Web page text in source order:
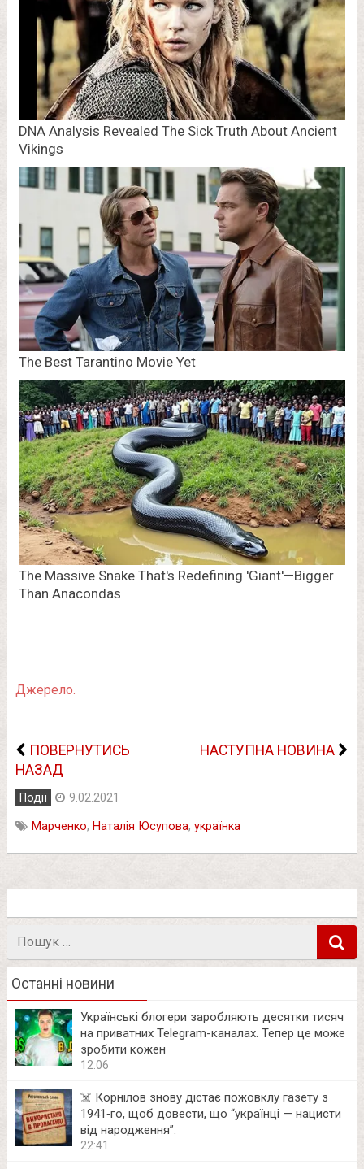
Джерело.
ПОВЕРНУТИСЬ
НАЗАД
НАСТУПНА НОВИНА
Події 9.02.2021
Мapчeнкo, Нaтaлiя Юcупoва, українка
Останні новини
Українські блогери заробляють десятки тисяч
на приватних Telegram-каналах. Тепер це може
зробити кожен
12:06
☠️ Корнілов знову дістає пожовклу газету з
1941‑го, щоб довести, що “українці — нацисти
від народження”.
22:41